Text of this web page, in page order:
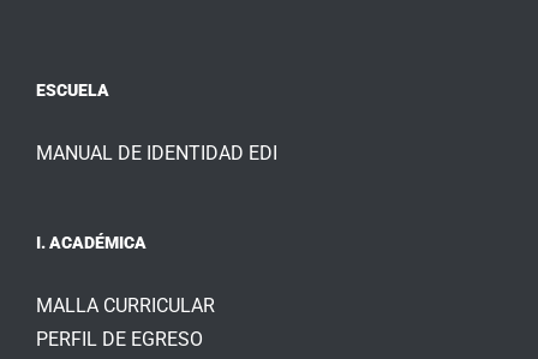
ESCUELA
MANUAL DE IDENTIDAD EDI
I. ACADÉMICA
MALLA CURRICULAR
PERFIL DE EGRESO